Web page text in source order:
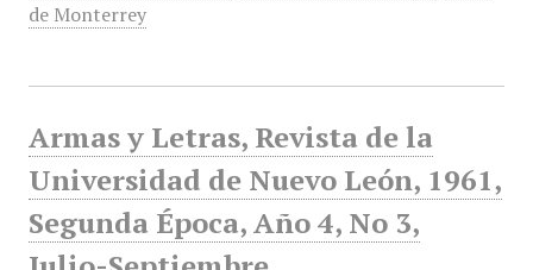
de Monterrey
Armas y Letras, Revista de la
Universidad de Nuevo León, 1961,
Segunda Época, Año 4, No 3,